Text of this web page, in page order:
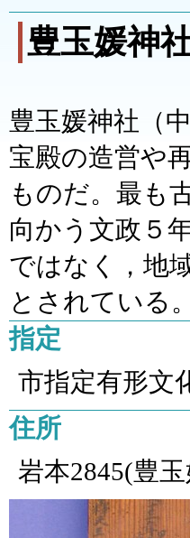
豊玉媛神
豊玉媛神社（
宝殿の造営や
ものだ。最も
向かう文政５
ではなく，地
とされている。
指定
市指定有形文
住所
岩本2845(豊